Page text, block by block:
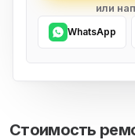
или
WhatsApp
Стоимость